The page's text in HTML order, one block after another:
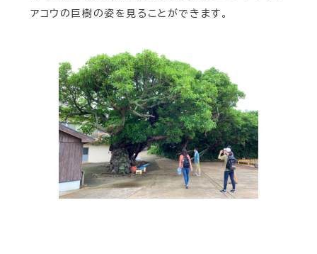
アコウの巨樹の姿を見ることができます。